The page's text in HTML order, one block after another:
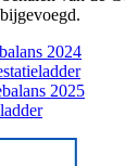
2024
2025